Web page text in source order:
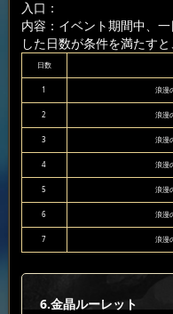
入口：
内容：イベント期間中、
した日数が条件を満たす
日数
1 浪漫
2 浪漫
3 浪漫
4 浪漫
5 浪漫
6 浪漫
7 浪漫
6.金晶ルーレット